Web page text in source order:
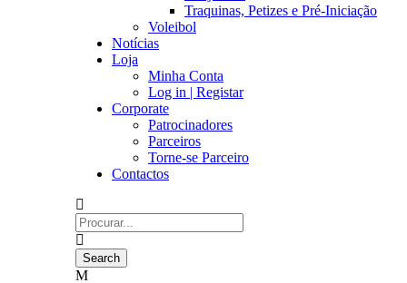
Traquinas, Petizes e Pré-Iniciação
Voleibol
Notícias
Loja
Minha Conta
Log in | Registar
Corporate
Patrocinadores
Parceiros
Torne-se Parceiro
Contactos